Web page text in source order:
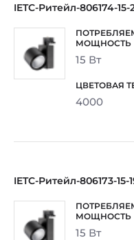
IETC-Ритейл-806174-
15 Вт
4000
IETC-Ритейл-806173-15-
15 Вт